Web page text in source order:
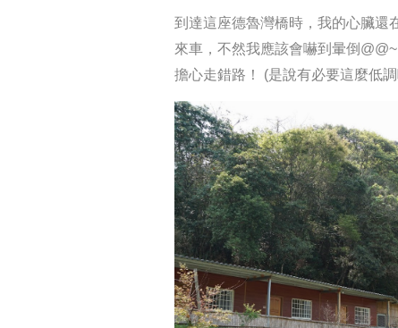
到達這座德魯灣橋時，我的心臟還
來車，不然我應該會嚇到暈倒@@~
擔心走錯路！
(是說有必要這麼低